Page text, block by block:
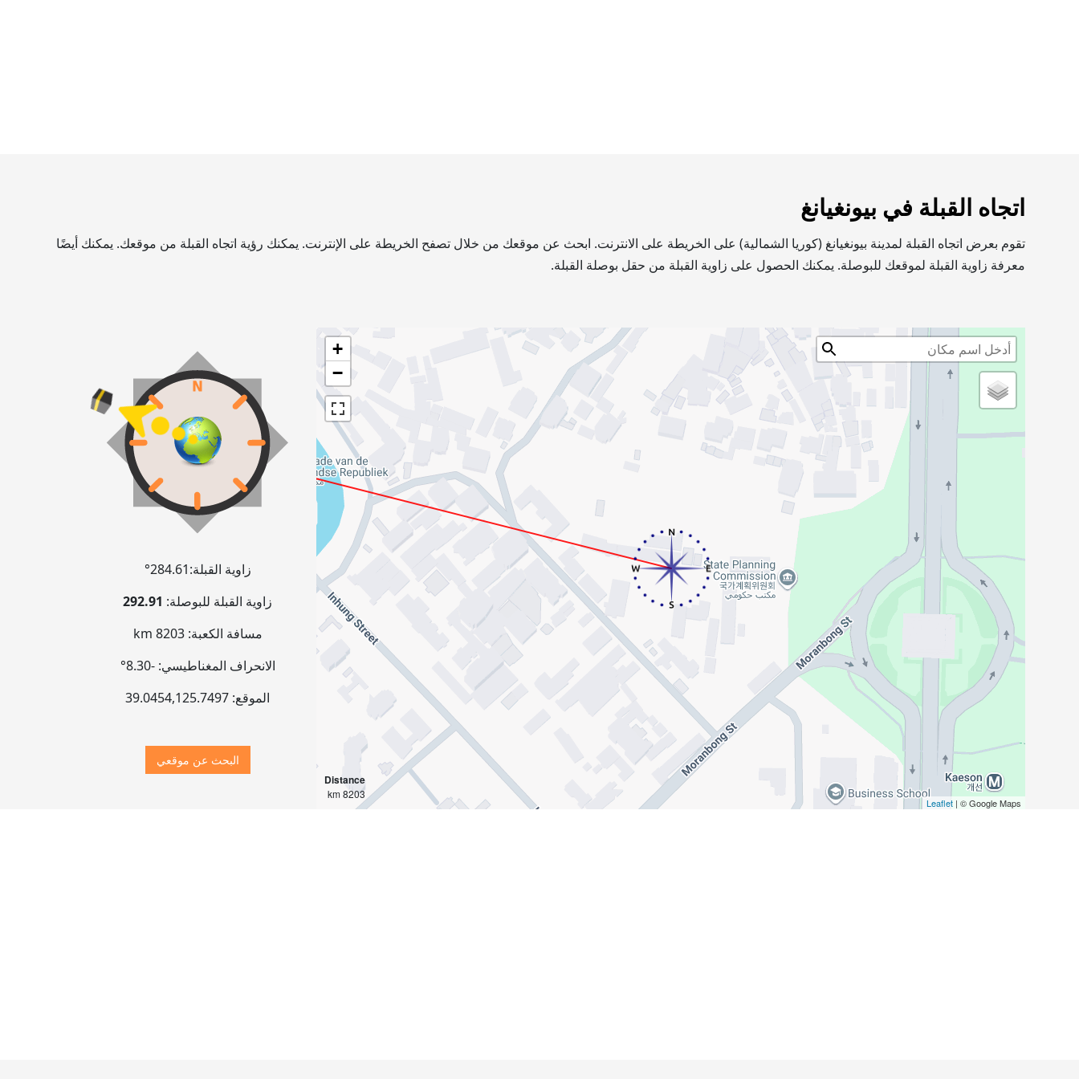
اتجاه القبلة في بيونغيانغ
تقوم بعرض اتجاه القبلة لمدينة بيونغيانغ (كوريا الشمالية) على الخريطة على الانترنت. ابحث عن موقعك من خلال تصفح الخريطة على الإنترنت. يمكنك رؤية اتجاه القبلة من موقعك. يمكنك أيضًا
معرفة زاوية القبلة لموقعك للبوصلة. يمكنك الحصول على زاوية القبلة من حقل بوصلة القبلة.
+
−
Distance
8203 km
Leaflet| © Google Maps
زاوية القبلة:284.61°
زاوية القبلة للبوصلة: 292.91
مسافة الكعبة:8203 km
الانحراف المغناطيسي:-8.30°
الموقع:
39.0454,125.7497
البحث عن موقعي